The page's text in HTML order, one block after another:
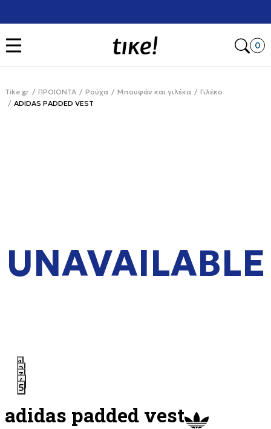
0
Tike.gr ΠΡΟΙΟΝΤΑ Ρούχα Μπουφάν και γιλέκα
Γιλέκο
ADIDAS PADDED VEST
1
2
3
4
5
UNAVAILABLE
adidas padded vest